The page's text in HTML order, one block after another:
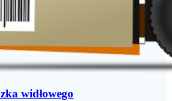
widłowego